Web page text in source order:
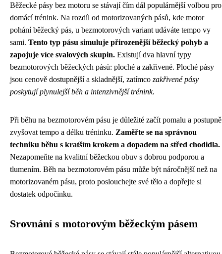
Běžecké pásy bez motoru se stávají čím dál populárnější volbou pro
domácí trénink. Na rozdíl od motorizovaných pásů, kde motor
pohání běžecký pás, u bezmotorových variant udáváte tempo vy
sami. Tento typ pásu simuluje přirozenější běžecký pohyb a
zapojuje více svalových skupin. Existují dva hlavní typy
bezmotorových běžeckých pásů: ploché a zakřivené. Ploché pásy
jsou cenově dostupnější a skladnější, zatímco zakřivené pásy
poskytují plynulejší běh a intenzivnější trénink.
Při běhu na bezmotorovém pásu je důležité začít pomalu a postupně
zvyšovat tempo a délku tréninku. Zaměřte se na správnou
techniku běhu s kratším krokem a dopadem na střed chodidla.
Nezapomeňte na kvalitní běžeckou obuv s dobrou podporou a
tlumením. Běh na bezmotorovém pásu může být náročnější než na
motorizovaném pásu, proto poslouchejte své tělo a dopřejte si
dostatek odpočinku.
Srovnání s motorovým běžeckým pásem